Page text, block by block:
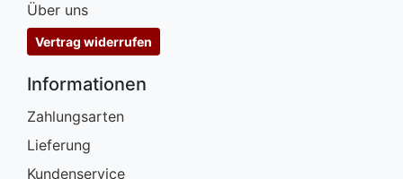
Über uns
Vertrag widerrufen
Informationen
Zahlungsarten
Lieferung
Kundenservice